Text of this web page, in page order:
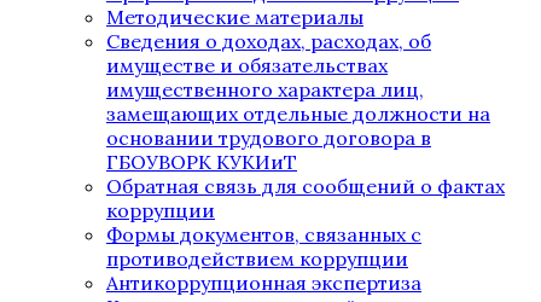
Методические материалы
Сведения о доходах, расходах, об
имуществе и обязательствах
имущественного характера лиц,
замещающих отдельные должности на
основании трудового договора в
ГБОУВОРК КУКИиТ
Обратная связь для сообщений о фактах
коррупции
Формы документов, связанных с
противодействием коррупции
Антикоррупционная экспертиза